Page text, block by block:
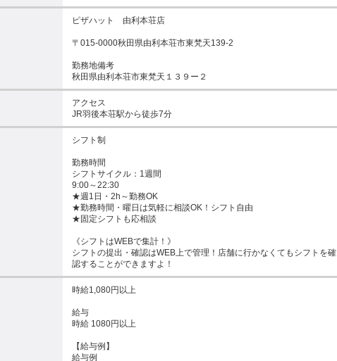
ピザハット　由利本荘店
〒015-0000秋田県由利本荘市東梵天139-2
勤務地備考
秋田県由利本荘市東梵天１３９ー２
アクセス
JR羽後本荘駅から徒歩7分
シフト制
勤務時間
シフトサイクル：1週間
9:00～22:30
★週1日・2h～勤務OK
★勤務時間・曜日は気軽に相談OK！シフト自由
★固定シフトも応相談
《シフトはWEBで集計！》
シフトの提出・確認はWEB上で管理！店舗に行かなくてもシフトを確
認することができますよ！
時給1,080円以上
給与
時給 1080円以上
【給与例】
給与例